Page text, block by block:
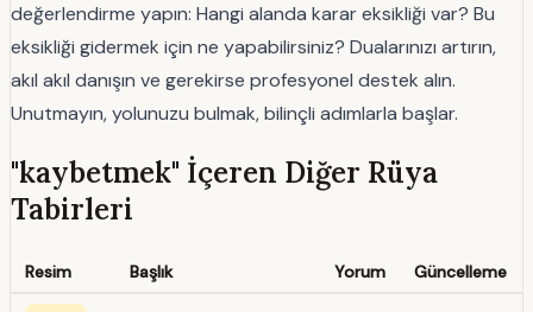
değerlendirme yapın: Hangi alanda karar eksikliği var? Bu
eksikliği gidermek için ne yapabilirsiniz? Dualarınızı artırın,
akıl akıl danışın ve gerekirse profesyonel destek alın.
Unutmayın, yolunuzu bulmak, bilinçli adımlarla başlar.
"kaybetmek" İçeren Diğer Rüya
Tabirleri
Resim Başlık Yorum Güncelleme